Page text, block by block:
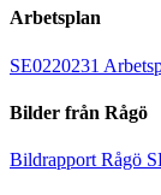
Arbetsplan
SE0220231
Bilder från Rågö
Bildrapport Rågö